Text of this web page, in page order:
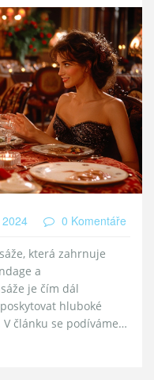
0 Komentáře
která zahrnuje
a
je čím dál
hluboké
článku se podíváme
proč je mezi lidmi tak